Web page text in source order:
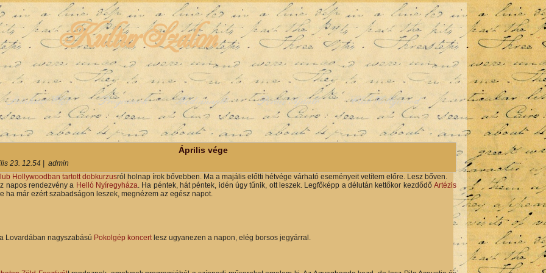
KulturSzalon
Színházi Élet Programok Médianapló Perme Ajánló Club Hollywood
Április vége
23. 12.54
admin
Hollywoodban tartott dobkurzusról holnap írok bővebben. Ma a majális előtti hétvége várható eseményeit vetítem előre. Lesz bőven.
napos rendezvény a Helló Nyíregyháza. Ha péntek, hát péntek, idén úgy tűnik, ott leszek. Legfőképp a délután kettőkor kezdődőArtézis
ha már ezért szabadságon leszek, megnézem az egész napot.
Lovardában nagyszabású Pokolgép koncertlesz ugyanezen a napon, elég borsos jegyárral.